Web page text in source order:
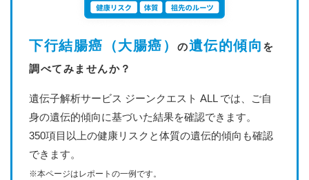
下行結腸癌（大腸癌） の遺伝的傾向 を
調べてみませんか？
遺伝子解析サービス ジーンクエスト ALL では、ご自
身の遺伝的傾向に基づいた結果を確認できます。
350項目以上の健康リスクと体質の遺伝的傾向も確認
できます。
※本ページはレポートの一例です。